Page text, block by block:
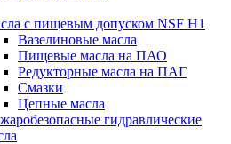
с пищевым допуском NSF H1
Вазелиновые масла
Пищевые масла на ПАО
Редукторные масла на ПАГ
Смазки
Цепные масла
гидравлические